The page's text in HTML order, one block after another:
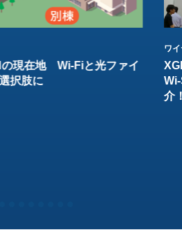
現在地 Wi-Fiと光ファイ
択肢に
ワ
介